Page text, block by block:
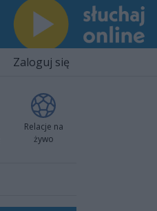
Zaloguj się
Relacje na
żywo